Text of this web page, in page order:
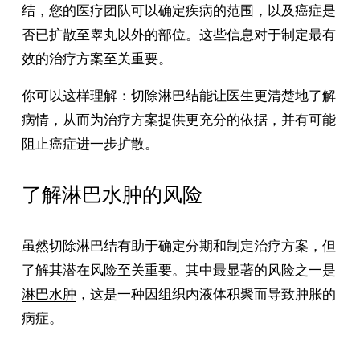
结，您的医疗团队可以确定疾病的范围，以及癌症是
否已扩散至睾丸以外的部位。这些信息对于制定最有
效的治疗方案至关重要。
你可以这样理解：切除淋巴结能让医生更清楚地了解
病情，从而为治疗方案提供更充分的依据，并有可能
阻止癌症进一步扩散。
了解淋巴水肿的风险
虽然切除淋巴结有助于确定分期和制定治疗方案，但
了解其潜在风险至关重要。其中最显著的风险之一是
淋巴水肿 ，这是一种因组织内液体积聚而导致肿胀的
病症。